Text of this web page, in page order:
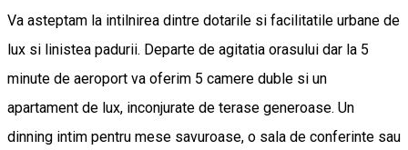
Va asteptam la intilnirea dintre dotarile si facilitatile urbane de
lux si linistea padurii. Departe de agitatia orasului dar la 5
minute de aeroport va oferim 5 camere duble si un
apartament de lux, inconjurate de terase generoase. Un
dinning intim pentru mese savuroase, o sala de conferinte sau